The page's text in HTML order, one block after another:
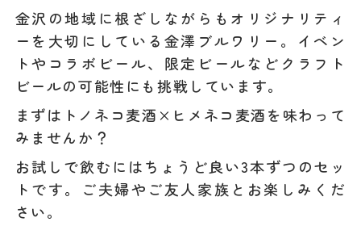
金沢の地域に根ざしながらもオリジナリティ
ーを大切にしている金澤ブルワリー。イベン
トやコラボビール、限定ビールなどクラフト
ビールの可能性にも挑戦しています。
まずはトノネコ麦酒×ヒメネコ麦酒を味わって
みませんか？
お試しで飲むにはちょうど良い3本ずつのセッ
トです。ご夫婦やご友人家族とお楽しみくだ
さい。